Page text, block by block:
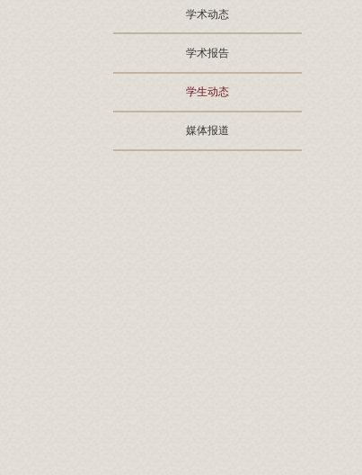
学术动态
学术报告
学生动态
媒体报道